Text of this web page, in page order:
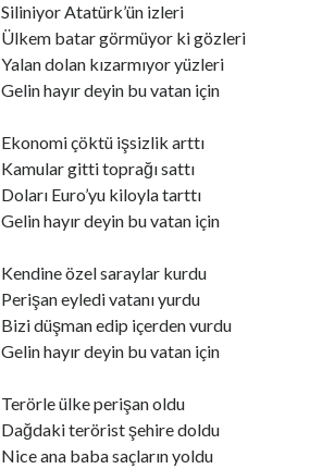
Siliniyor Atatürk’ün izleri
Ülkem batar görmüyor ki gözleri
Yalan dolan kızarmıyor yüzleri
Gelin hayır deyin bu vatan için
Ekonomi çöktü işsizlik arttı
Kamular gitti toprağı sattı
Doları Euro’yu kiloyla tarttı
Gelin hayır deyin bu vatan için
Kendine özel saraylar kurdu
Perişan eyledi vatanı yurdu
Bizi düşman edip içerden vurdu
Gelin hayır deyin bu vatan için
Terörle ülke perişan oldu
Dağdaki terörist şehire doldu
Nice ana baba saçların yoldu